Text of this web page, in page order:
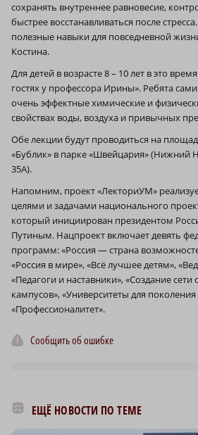
сохранять внутреннее равновесие,
быстрее восстанавливаться после
полезные навыки для повседневной
Костина.
Для детей в возрасте 8 – 10 лет в это
гостях у профессора Ирины». Ребята
очень эффектные химические и
свойствах воды, воздуха и привычных
Обе лекции будут проводиться на
«Бублик» в парке «Швейцария» (Нижний
35А).
Напомним, проект «ЛекториУМ»
целями и задачами национального
который инициирован президентом
Путиным. Нацпроект включает девять
программ: «Россия — страна
«Россия в мире», «Всё лучшее детям»,
«Педагоги и наставники», «Создание
кампусов», «Университеты для
«Профессионалитет».
Сообщить об ошибке
ЕЩЁ НОВОСТИ ПО ТЕМЕ